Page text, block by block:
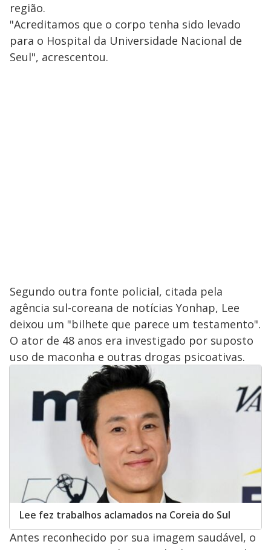
região.
"Acreditamos que o corpo tenha sido levado
para o Hospital da Universidade Nacional de
Seul", acrescentou.
Segundo outra fonte policial, citada pela
agência sul-coreana de notícias Yonhap, Lee
deixou um "bilhete que parece um testamento".
O ator de 48 anos era investigado por suposto
uso de maconha e outras drogas psicoativas.
Lee fez trabalhos aclamados na Coreia do Sul
Antes reconhecido por sua imagem saudável, o